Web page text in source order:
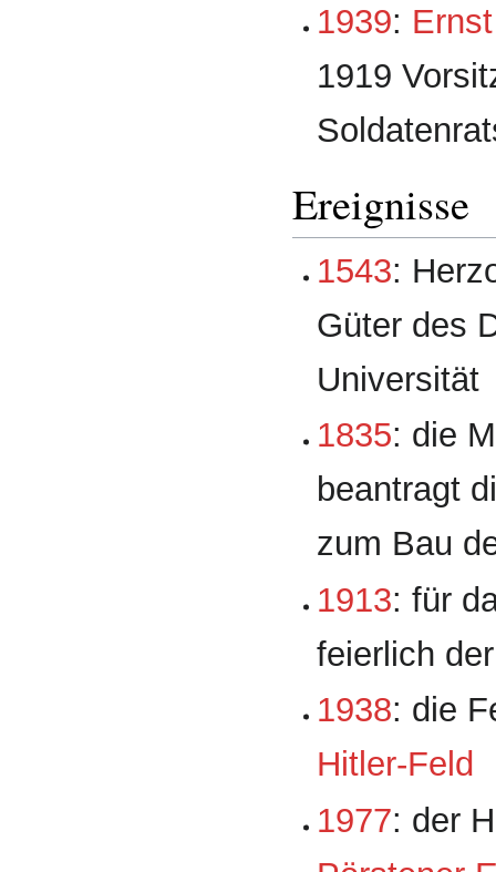
1939:
1919
Ereignisse
1543:
Güter des
Universität
1835: die
beantragt
zum Bau
1913: für
feierlich
1938: die
Hitler-Feld
1977: der